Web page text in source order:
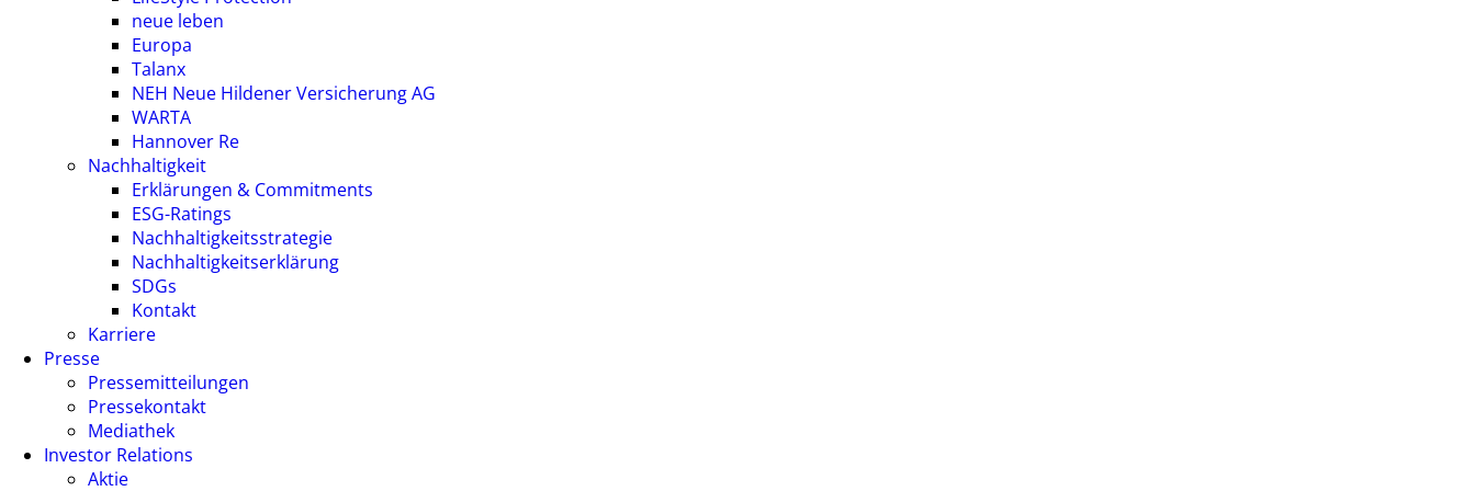
neue leben
Europa
Talanx
NEH Neue Hildener Versicherung AG
WARTA
Hannover Re
Nachhaltigkeit
Erklärungen & Commitments
ESG-Ratings
Nachhaltigkeitsstrategie
Nachhaltigkeitserklärung
SDGs
Kontakt
Karriere
Presse
Pressemitteilungen
Pressekontakt
Mediathek
Investor Relations
Aktie